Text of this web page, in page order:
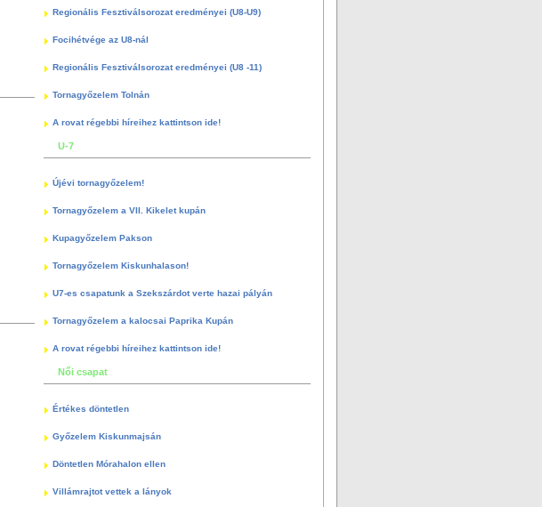
Regionális Fesztiválsorozat eredményei (U8-U9)
Focihétvége az U8-nál
Regionális Fesztiválsorozat eredményei (U8 -11)
Tornagyőzelem Tolnán
A rovat régebbi híreihez kattintson ide!
U-7
Újévi tornagyőzelem!
Tornagyőzelem a VII. Kikelet kupán
Kupagyőzelem Pakson
Tornagyőzelem Kiskunhalason!
U7-es csapatunk a Szekszárdot verte hazai pályán
Tornagyőzelem a kalocsai Paprika Kupán
A rovat régebbi híreihez kattintson ide!
Női csapat
Értékes döntetlen
Győzelem Kiskunmajsán
Döntetlen Mórahalon ellen
Villámrajtot vettek a lányok